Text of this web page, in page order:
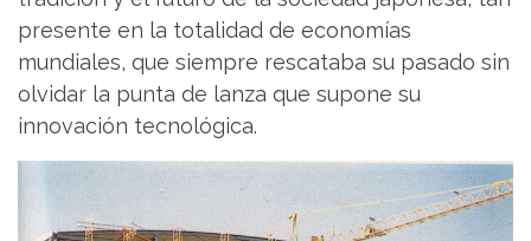
presente en la totalidad de economías
mundiales, que siempre rescataba su pasado sin
olvidar la punta de lanza que supone su
innovación tecnológica.